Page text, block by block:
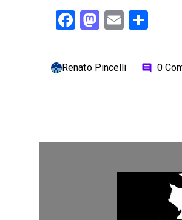
Facebook
Mastodon
Email
Renato Pincelli comment 0